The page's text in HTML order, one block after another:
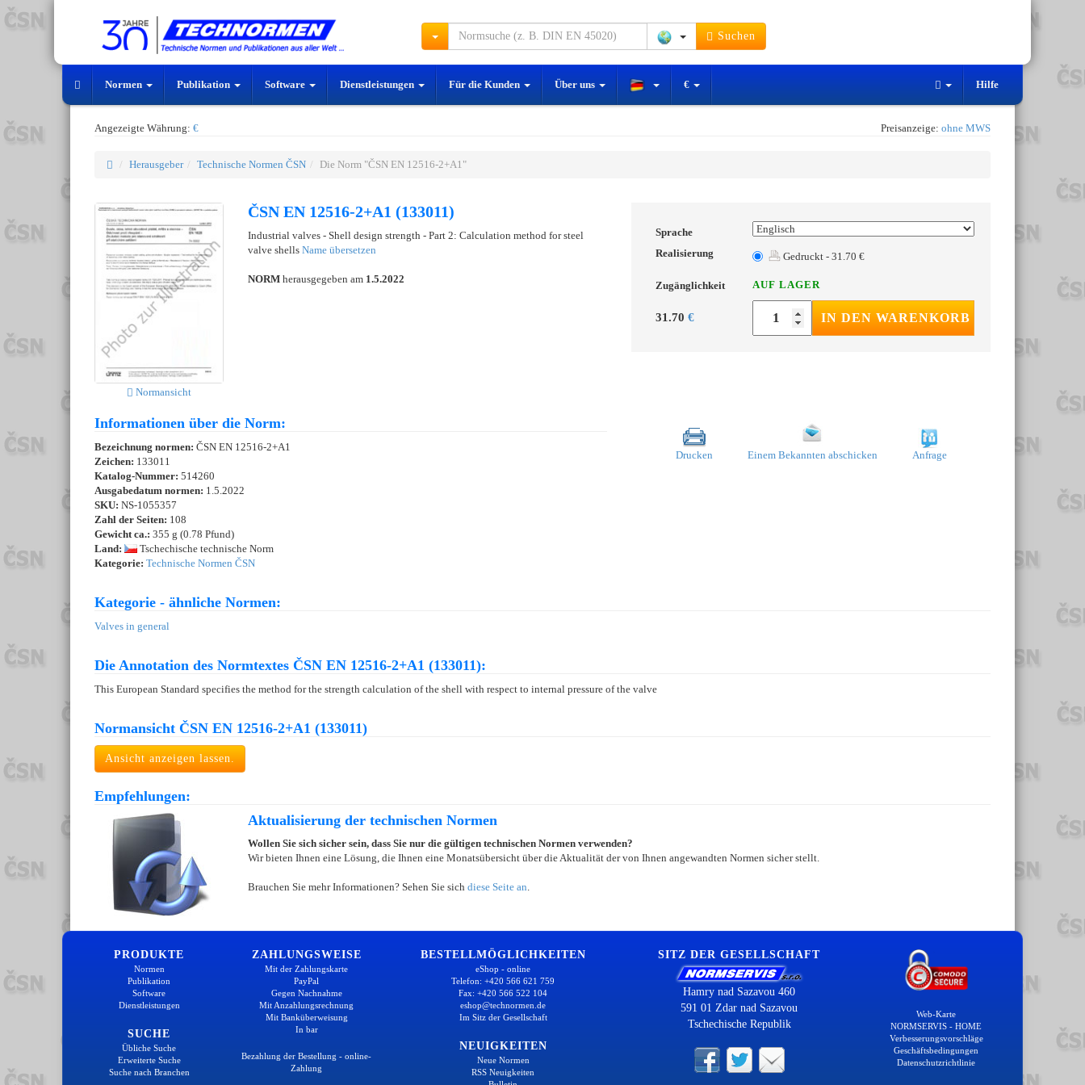
Suchen
Normen Publikation Software Dienstleistungen Für die Kunden Über uns € Hilfe
Angezeigte Währung: € Preisanzeige: ohne MWS
Herausgeber Technische Normen ČSN Die Norm "ČSN EN 12516-2+A1"
Normansicht
ČSN EN 12516-2+A1 (133011)
Industrial valves - Shell design strength - Part 2: Calculation method for steel
valve shells Name übersetzen
NORM herausgegeben am 1.5.2022
Sprache
Realisierung
Gedruckt - 31.70 €
Zugänglichkeit AUF LAGER
31.70 € IN DEN WARENKORB
Informationen über die Norm:
Bezeichnung normen: ČSN EN 12516-2+A1
Zeichen: 133011
Katalog-Nummer: 514260
Ausgabedatum normen: 1.5.2022
SKU: NS-1055357
Zahl der Seiten: 108
Gewicht ca.: 355 g (0.78 Pfund)
Land:
Tschechische technische Norm
Kategorie: Technische Normen ČSN
Drucken Einem Bekannten abschicken Anfrage
Kategorie - ähnliche Normen:
Valves in general
Die Annotation des Normtextes ČSN EN 12516-2+A1 (133011):
This European Standard specifies the method for the strength calculation of the shell with respect to internal pressure of the valve
Normansicht ČSN EN 12516-2+A1 (133011)
Ansicht anzeigen lassen.
Empfehlungen:
Aktualisierung der technischen Normen
Wollen Sie sich sicher sein, dass Sie nur die gültigen technischen Normen verwenden?
Wir bieten Ihnen eine Lösung, die Ihnen eine Monatsübersicht über die Aktualität der von Ihnen angewandten Normen sicher stellt.
Brauchen Sie mehr Informationen? Sehen Sie sich diese Seite an.
PRODUKTE
Normen
Publikation
Software
Dienstleistungen
SUCHE
Übliche Suche
Erweiterte Suche
Suche nach Branchen
ZAHLUNGSWEISE
Mit der Zahlungskarte
PayPal
Gegen Nachnahme
Mit Anzahlungsrechnung
Mit Banküberweisung
In bar
Bezahlung der Bestellung - online-
Zahlung
BESTELLMÖGLICHKEITEN
eShop - online
Telefon: +420 566 621 759
Fax: +420 566 522 104
eshop@technormen.de
Im Sitz der Gesellschaft
NEUIGKEITEN
Neue Normen
RSS Neuigkeiten
SITZ DER GESELLSCHAFT
Hamry nad Sazavou 460
591 01 Zdar nad Sazavou
Tschechische Republik
Web-Karte
NORMSERVIS - HOME
Verbesserungsvorschläge
Geschäftsbedingungen
Datenschutzrichtlinie